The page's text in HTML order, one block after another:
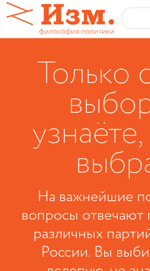
Только
На важнейшие
вопросы отвечают
различных
России. Вы